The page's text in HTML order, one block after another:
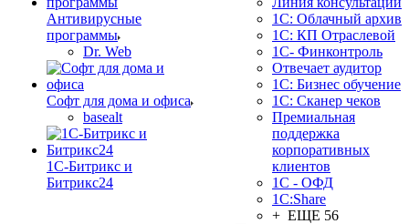
Антивирусные
программы
Dr. Web
Софт для дома и офиса
basealt
1С-Битрикс и
Битрикс24
1С: Облачный архив
1С: КП Отраслевой
1С- Финконтроль
Отвечает аудитор
1С: Бизнес обучение
1С: Сканер чеков
Премиальная
поддержка
корпоративных
клиентов
1С - ОФД
1С:Share
+ ЕЩЕ 56